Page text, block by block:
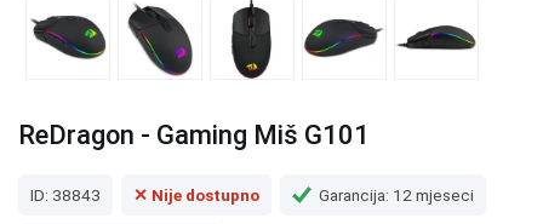
ReDragon - Gaming Miš G101
ID: 38843 ✕ Nije dostupno Garancija: 12 mjeseci